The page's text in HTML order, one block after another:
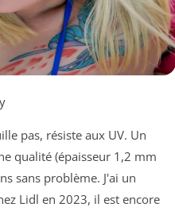
pas, résiste aux UV. Un
qualité (épaisseur 1,2 mm
sans problème. J'ai un
Lidl en 2023, il est encore